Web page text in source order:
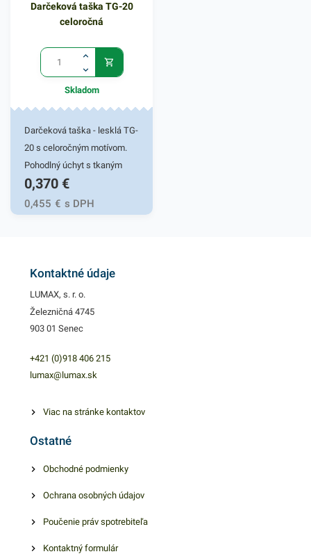
Darčeková taška TG-20
celoročná
Skladom
Darčeková taška - lesklá TG-
20 s celoročným motívom.
Pohodlný úchyt s tkaným
uchom. Stabilitu zaručí
ploché dno s kvalitným
lepením. Gramáž papiera
Rozmer 11,3x14,3x6,cm.
0,370 €
0,455 € s DPH
Kontaktné údaje
LUMAX, s. r. o.
Železničná 4745
903 01 Senec
+421 (0)918 406 215
lumax@lumax.sk
Viac na stránke kontaktov
Ostatné
Obchodné podmienky
Ochrana osobných údajov
Poučenie práv spotrebiteľa
Kontaktný formulár